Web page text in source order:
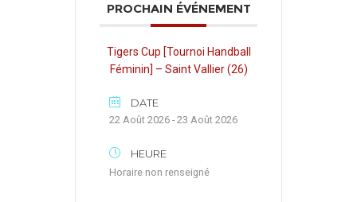
PROCHAIN ÉVÉNEMENT
Tigers Cup [Tournoi Handball
Féminin] – Saint Vallier (26)
DATE
22 Août 2026 - 23 Août 2026
HEURE
Horaire non renseigné